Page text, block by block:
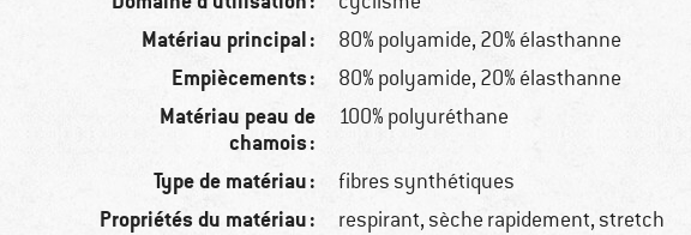
Matériau principal : 80% polyamide, 20% élasthanne
Empiècements : 80% polyamide, 20% élasthanne
Matériau peau de
chamois :
100% polyuréthane
Type de matériau : fibres synthétiques
Propriétés du matériau : respirant, sèche rapidement, stretch